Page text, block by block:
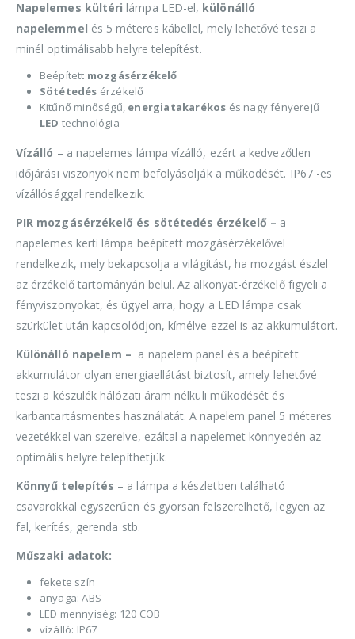
Napelemes kültéri lámpa LED-el, különálló
napelemmel és 5 méteres kábellel, mely lehetővé teszi a
minél optimálisabb helyre telepítést.
Beépített mozgásérzékelő
Sötétedés érzékelő
Kitűnő minőségű, energiatakarékos és nagy fényerejű
LED technológia
Vízálló – a napelemes lámpa vízálló, ezért a kedvezőtlen
időjárási viszonyok nem befolyásolják a működését. IP67 -es
vízállósággal rendelkezik.
PIR mozgásérzékelő és sötétedés érzékelő – a
napelemes kerti lámpa beépített mozgásérzékelővel
rendelkezik, mely bekapcsolja a világítást, ha mozgást észlel
az érzékelő tartományán belül. Az alkonyat-érzékelő figyeli a
fényviszonyokat, és ügyel arra, hogy a LED lámpa csak
szürkület után kapcsolódjon, kímélve ezzel is az akkumulátort.
Különálló napelem – a napelem panel és a beépített
akkumulátor olyan energiaellátást biztosít, amely lehetővé
teszi a készülék hálózati áram nélküli működését és
karbantartásmentes használatát. A napelem panel 5 méteres
vezetékkel van szerelve, ezáltal a napelemet könnyedén az
optimális helyre telepíthetjük.
Könnyű telepítés – a lámpa a készletben található
csavarokkal egyszerűen és gyorsan felszerelhető, legyen az
fal, kerítés, gerenda stb.
Műszaki adatok:
fekete szín
anyaga: ABS
LED mennyiség: 120 COB
vízálló: IP67